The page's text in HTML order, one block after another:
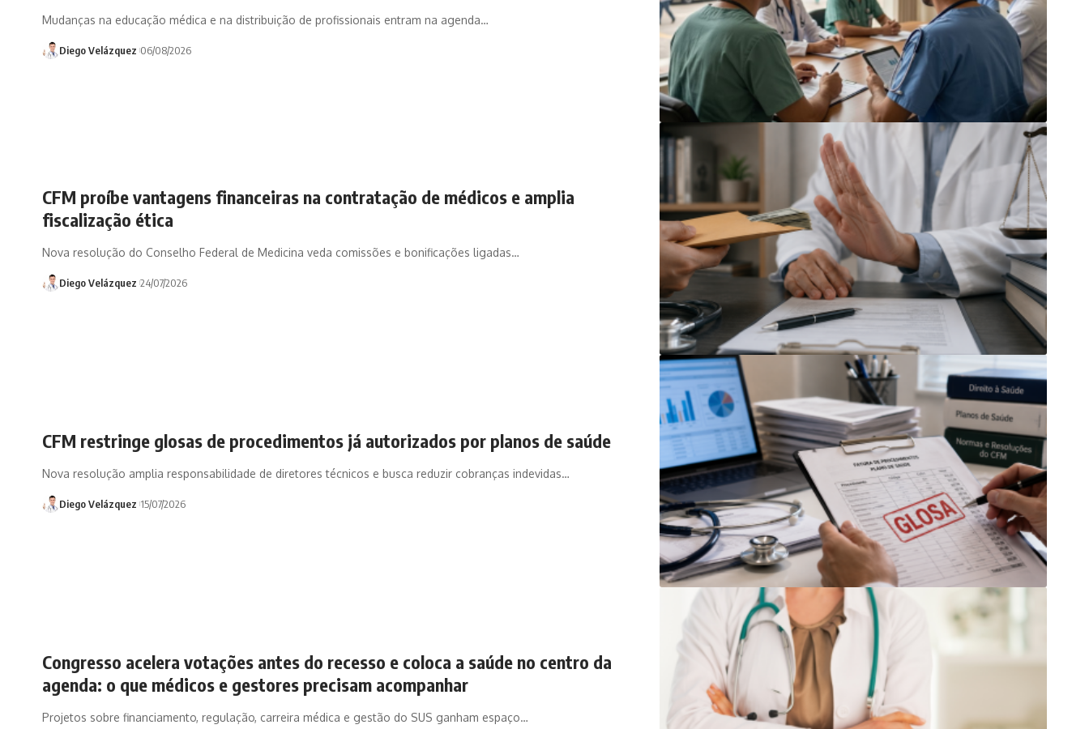
Mudanças na educação médica e na distribuição de profissionais entram na agenda…
Diego Velázquez 06/08/2026
CFM proíbe vantagens financeiras na contratação de médicos e amplia
fiscalização ética
Nova resolução do Conselho Federal de Medicina veda comissões e bonificações ligadas…
Diego Velázquez 24/07/2026
CFM restringe glosas de procedimentos já autorizados por planos de saúde
Nova resolução amplia responsabilidade de diretores técnicos e busca reduzir cobranças indevidas…
Diego Velázquez 15/07/2026
Congresso acelera votações antes do recesso e coloca a saúde no centro da
agenda: o que médicos e gestores precisam acompanhar
Projetos sobre financiamento, regulação, carreira médica e gestão do SUS ganham espaço…